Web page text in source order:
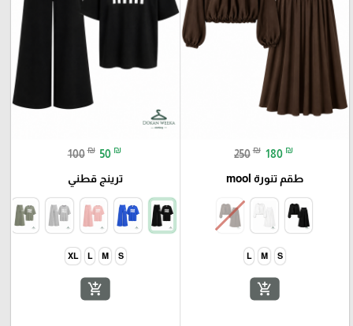
250 ₪ 180 ₪
طقم تنورة mool
S
M
L
add_shopping_cart
100 ₪ 50 ₪
ترينج قطني
S
M
L
XL
add_shopping_cart